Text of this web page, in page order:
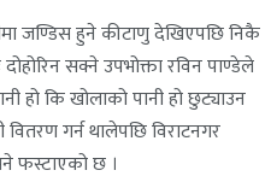
जण्डिस हुने कीटाणु देखिएपछि निकै
सक्ने उपभोक्ता रविन पाण्डेले
हो कि खोलाको पानी हो छुट्याउन
वितरण गर्न थालेपछि विराटनगर
फस्टाएको छ ।